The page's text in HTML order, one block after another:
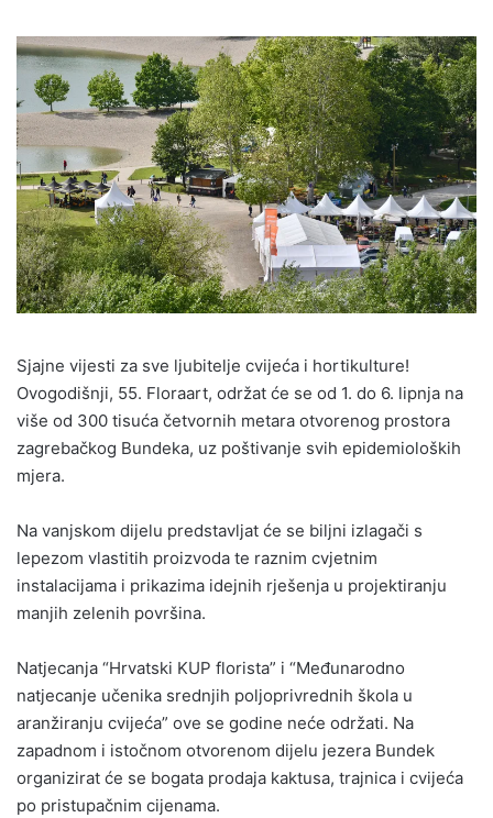
Sjajne vijesti za sve ljubitelje cvijeća i hortikulture!
Ovogodišnji, 55. Floraart, održat će se od 1. do 6. lipnja na
više od 300 tisuća četvornih metara otvorenog prostora
zagrebačkog Bundeka, uz poštivanje svih epidemioloških
mjera.
Na vanjskom dijelu predstavljat će se biljni izlagači s
lepezom vlastitih proizvoda te raznim cvjetnim
instalacijama i prikazima idejnih rješenja u projektiranju
manjih zelenih površina.
Natjecanja “Hrvatski KUP florista” i “Međunarodno
natjecanje učenika srednjih poljoprivrednih škola u
aranžiranju cvijeća” ove se godine neće održati. Na
zapadnom i istočnom otvorenom dijelu jezera Bundek
organizirat će se bogata prodaja kaktusa, trajnica i cvijeća
po pristupačnim cijenama.